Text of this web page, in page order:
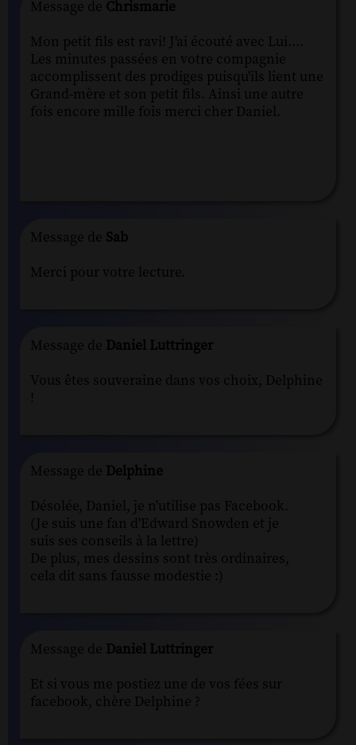
Message de Chrismarie
Mon petit fils est ravi! J'ai écouté avec Lui....
Les minutes passées en votre compagnie
accomplissent des prodiges puisqu'ils lient une
Grand-mère et son petit fils. Ainsi une autre
fois encore mille fois merci cher Daniel.
Message de Sab
Merci pour votre lecture.
Message de Daniel Luttringer
Vous êtes souveraine dans vos choix, Delphine
!
Message de Delphine
Désolée, Daniel, je n'utilise pas Facebook.
(Je suis une fan d'Edward Snowden et je
suis ses conseils à la lettre)
De plus, mes dessins sont très ordinaires,
cela dit sans fausse modestie :)
Message de Daniel Luttringer
Et si vous me postiez une de vos fées sur
facebook, chère Delphine ?